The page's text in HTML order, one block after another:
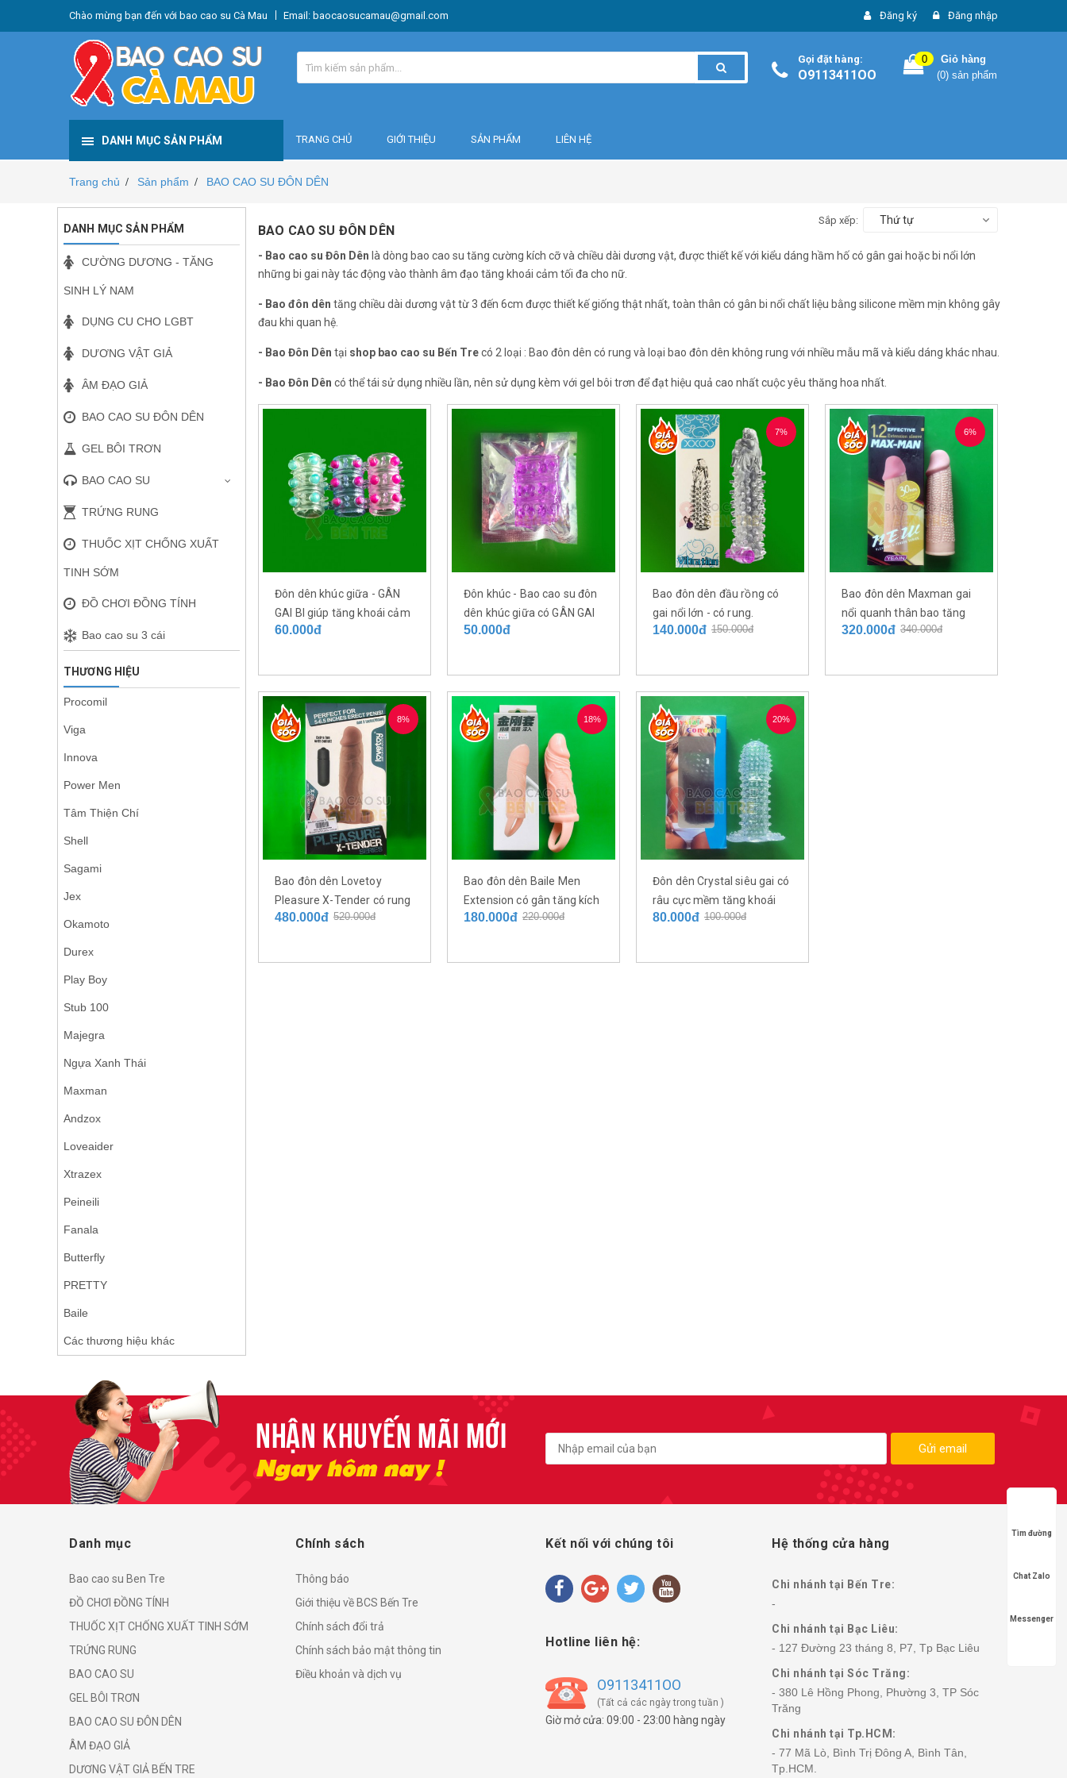
Chào mừng bạn đến với bao cao su Cà Mau Email: baocaosucamau@gmail.com Đăng ký Đăng nhập
Gọi đặt hàng:
O9113411OO
0
Giỏ hàng
(0) sản phẩm
DANH MỤC SẢN PHẨM TRANG CHỦ GIỚI THIỆU SẢN PHẨM LIÊN HỆ
Trang chủ / Sản phẩm / BAO CAO SU ĐÔN DÊN
BAO CAO SU ĐÔN DÊN
Sắp xếp: Thứ tự
- Bao cao su Đôn Dên là dòng bao cao su tăng cường kích cỡ và chiều dài dương vật, được thiết kế với kiểu dáng hầm hố có gân gai hoặc bi nổi lớn
những bi gai này tác động vào thành âm đạo tăng khoái cảm tối đa cho nữ.
- Bao đôn dên tăng chiều dài dương vật từ 3 đến 6cm được thiết kế giống thật nhất, toàn thân có gân bi nổi chất liệu bằng silicone mềm mịn không gây
đau khi quan hệ.
- Bao Đôn Dên tại shop bao cao su Bến Trecó 2 loại : Bao đôn dên có rung và loại bao đôn dên không rung với nhiều mẫu mã và kiểu dáng khác nhau.
- Bao Đôn Dên có thể tái sử dụng nhiều lần, nên sử dụng kèm với gel bôi trơn để đạt hiệu quả cao nhất cuộc yêu thăng hoa nhất.
Đôn dên khúc giữa - GÂN
GAI BI giúp tăng khoái cảm
cho nữ
60.000đ
Đôn khúc - Bao cao su đôn
dên khúc giữa có GÂN GAI
BI khủng
50.000đ
7%
Bao đôn dên đầu rồng có
gai nổi lớn - có rung.
150.000đ
140.000đ
6%
Bao đôn dên Maxman gai
nổi quanh thân bao tăng
kích cỡ và chiều dài dương
340.000đ
320.000đ
8%
Bao đôn dên Lovetoy
Pleasure X-Tender có rung
tăng kích cỡ và chiều dài
520.000đ
480.000đ
18%
Bao đôn dên Baile Men
Extension có gân tăng kích
cỡ dương vật có quai đeo
220.000đ
180.000đ
20%
Đôn dên Crystal siêu gai có
râu cực mềm tăng khoái
cảm
100.000đ
80.000đ
DANH MỤC SẢN PHẨM
CƯỜNG DƯƠNG - TĂNG
SINH LÝ NAM
DỤNG CU CHO LGBT
DƯƠNG VẬT GIẢ
ÂM ĐẠO GIẢ
BAO CAO SU ĐÔN DÊN
GEL BÔI TRƠN
BAO CAO SU
TRỨNG RUNG
THUỐC XỊT CHỐNG XUẤT
TINH SỚM
ĐỒ CHƠI ĐỒNG TÍNH
Bao cao su 3 cái
THƯƠNG HIỆU
Procomil
Viga
Innova
Power Men
Tâm Thiện Chí
Shell
Sagami
Jex
Okamoto
Durex
Play Boy
Stub 100
Majegra
Ngựa Xanh Thái
Maxman
Andzox
Loveaider
Xtrazex
Peineili
Fanala
Butterfly
PRETTY
Baile
Các thương hiệu khác
Gửi email
Danh mục
Bao cao su Ben Tre
ĐỒ CHƠI ĐỒNG TÍNH
THUỐC XỊT CHỐNG XUẤT TINH SỚM
TRỨNG RUNG
BAO CAO SU
GEL BÔI TRƠN
BAO CAO SU ĐÔN DÊN
ÂM ĐẠO GIẢ
DƯƠNG VẬT GIẢ BẾN TRE
Chính sách
Thông báo
Giới thiệu về BCS Bến Tre
Chính sách đổi trả
Chính sách bảo mật thông tin
Điều khoản và dịch vụ
Kết nối với chúng tôi
Hotline liên hệ:
O9113411OO
(Tất cả các ngày trong tuần )
Giờ mở cửa: 09:00 - 23:00 hàng ngày
Hệ thống cửa hàng
Chi nhánh tại Bến Tre:
-
Chi nhánh tại Bạc Liêu:
- 127 Đường 23 tháng 8, P7, Tp Bạc Liêu
Chi nhánh tại Sóc Trăng:
- 380 Lê Hồng Phong, Phường 3, TP Sóc
Trăng
Chi nhánh tại Tp.HCM:
- 77 Mã Lò, Bình Trị Đông A, Bình Tân,
Tp.HCM.
Tìm đường
Chat Zalo
Messenger